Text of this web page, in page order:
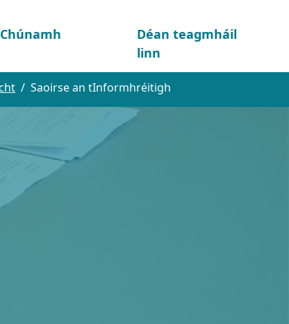
Déan teagmháil
linn
Saoirse an tInformhréitigh